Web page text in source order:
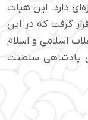
دارد. این هیات
قرار گرفت که در این
۲۰۰ جانباز به انقلاب اسلامی و اسلام
پادشاهی سلطنت